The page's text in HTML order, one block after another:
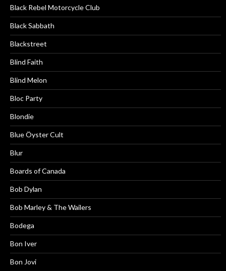
Black Rebel Motorcycle Club
Black Sabbath
Blackstreet
Blind Faith
Blind Melon
Bloc Party
Blondie
Blue Öyster Cult
Blur
Boards of Canada
Bob Dylan
Bob Marley & The Wailers
Bodega
Bon Iver
Bon Jovi